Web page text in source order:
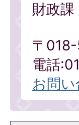
財政課
〒
電話
お問